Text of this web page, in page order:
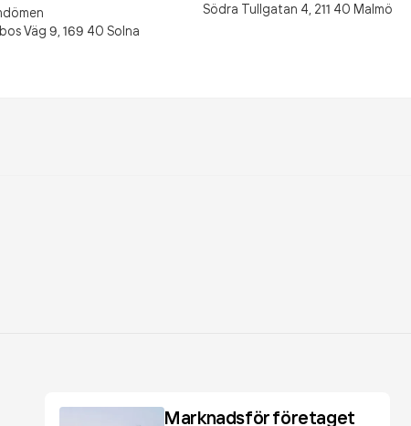
Väg 9, 169 40 Solna
Södra Tullgatan 4, 211 40 Malmö
Marknadsför företaget